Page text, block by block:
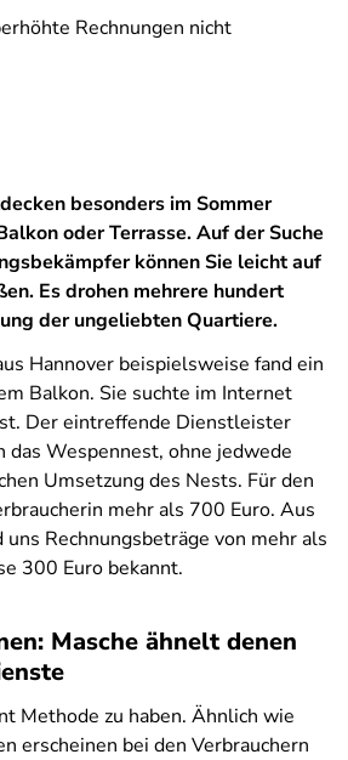
Rechnungen nicht
besonders im Sommer
oder Terrasse. Auf der Suche
können Sie leicht auf
Es drohen mehrere hundert
der ungeliebten Quartiere.
Hannover beispielsweise fand ein
Balkon. Sie suchte im Internet
Der eintreffende Dienstleister
Wespennest, ohne jedwede
Umsetzung des Nests. Für den
mehr als 700 Euro. Aus
Rechnungsbeträge von mehr als
300 Euro bekannt.
Masche ähnelt denen
Methode zu haben. Ähnlich wie
erscheinen bei den Verbrauchern